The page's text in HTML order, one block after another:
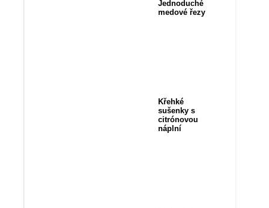
Jednoduché
medové řezy
Křehké
sušenky s
citrónovou
náplní